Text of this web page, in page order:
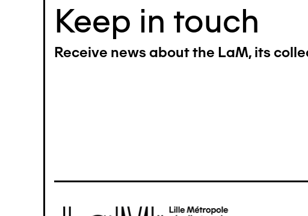
Keep in touch
Receive news about the LaM, its